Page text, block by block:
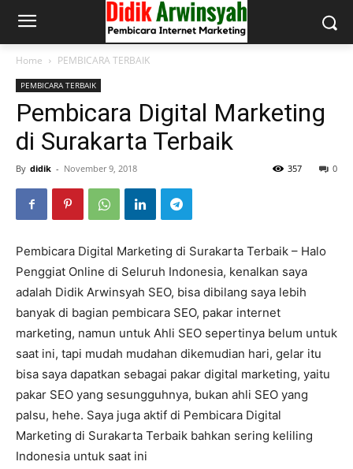
Home PEMBICARA TERBAIK
PEMBICARA TERBAIK
Pembicara Digital Marketing
di Surakarta Terbaik
By didik - November 9, 2018 0
357
Pembicara Digital Marketing di Surakarta Terbaik – Halo
Penggiat Online di Seluruh Indonesia, kenalkan saya
adalah Didik Arwinsyah SEO, bisa dibilang saya lebih
banyak di bagian pembicara SEO, pakar internet
marketing, namun untuk Ahli SEO sepertinya belum untuk
saat ini, tapi mudah mudahan dikemudian hari, gelar itu
bisa saya dapatkan sebagai pakar digital marketing, yaitu
pakar SEO yang sesungguhnya, bukan ahli SEO yang
palsu, hehe. Saya juga aktif di Pembicara Digital
Marketing di Surakarta Terbaik bahkan sering keliling
Indonesia untuk saat ini